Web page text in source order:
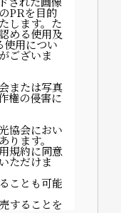
PRを目的
します。た
める使用及
使用につい
ございま
または写真
権の侵害に
協会におい
ります。
規約に同意
ただけま
ことも可能
することを